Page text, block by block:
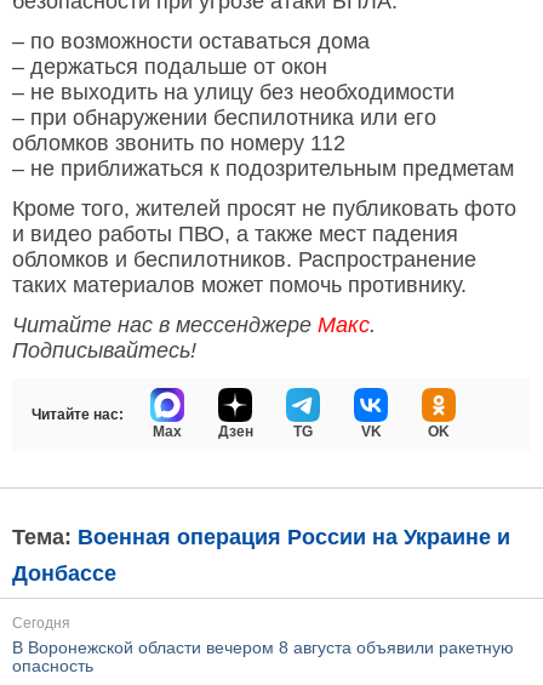
– по возможности оставаться дома
– держаться подальше от окон
– не выходить на улицу без необходимости
– при обнаружении беспилотника или его
обломков звонить по номеру 112
– не приближаться к подозрительным предметам
Кроме того, жителей просят не публиковать фото
и видео работы ПВО, а также мест падения
обломков и беспилотников. Распространение
таких материалов может помочь противнику.
Читайте нас в мессенджере Макс.
Подписывайтесь!
Читайте нас:
Max
Дзен TG VK OK
Тема: Военная операция России на Украине и
Донбассе
Сегодня
В Воронежской области вечером 8 августа объявили ракетную
опасность